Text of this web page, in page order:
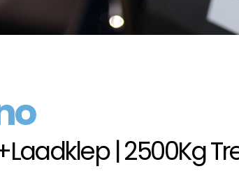
| 2500Kg